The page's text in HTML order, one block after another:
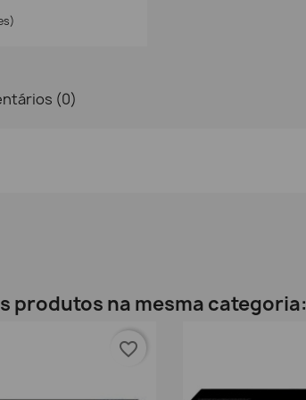
(0)
produtos na mesma categoria:
favorite_border